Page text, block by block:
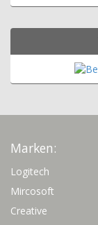
Marken:
Logitech
Mircosoft
Creative